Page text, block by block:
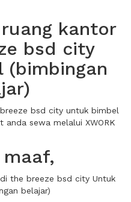
kantor
bsd city
(bimbingan
bsd city untuk bimbel
anda sewa melalui XWORK
the breeze bsd city Untuk
belajar)